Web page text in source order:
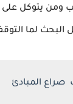
رب ومن يتوكل
البحث لما
صراع المبادئ